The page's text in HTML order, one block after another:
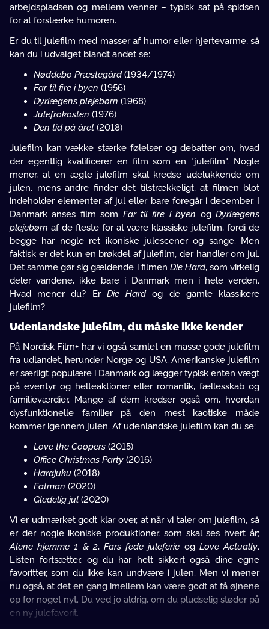
arbejdspladsen og mellem venner – typisk sat på spidsen
for at forstærke humoren.
Er du til julefilm med masser af humor eller hjertevarme, så
kan du i udvalget blandt andet se:
Nøddebo Præstegård(1934/1974)
Far til fire i byen (1956)
Dyrlægens plejebørn (1968)
Julefrokosten (1976)
Den tid på året (2018)
Julefilm kan vække stærke følelser og debatter om, hvad
der egentlig kvalificerer en film som en "julefilm". Nogle
mener, at en ægte julefilm skal kredse udelukkende om
julen, mens andre finder det tilstrækkeligt, at filmen blot
indeholder elementer af jul eller bare foregår i december. I
Danmark anses film som Far til fire i byen ogDyrlægens
plejebørn af de fleste for at være klassiske julefilm, fordi de
begge har nogle ret ikoniske julescener og sange. Men
faktisk er det kun en brøkdel af julefilm, der handler om jul.
Det samme gør sig gældende i filmen Die Hard, som virkelig
deler vandene, ikke bare i Danmark men i hele verden.
Hvad mener du? Er Die Hardog de gamle klassikere
julefilm?
Udenlandske julefilm, du måske ikke kender
På Nordisk Film+ har vi også samlet en masse gode julefilm
fra udlandet, herunder Norge og USA. Amerikanske julefilm
er særligt populære i Danmark og lægger typisk enten vægt
på eventyr og helteaktioner eller romantik, fællesskab og
familieværdier. Mange af dem kredser også om, hvordan
dysfunktionelle familier på den mest kaotiske måde
kommer igennem julen. Af udenlandske julefilm kan du se:
Love the Coopers (2015)
Office Christmas Party (2016)
Harajuku (2018)
Fatman (2020)
Gledelig jul (2020)
Vi er udmærket godt klar over, at når vi taler om julefilm, så
er der nogle ikoniske produktioner, som skal ses hvert år;
Alene hjemme 1 & 2,Fars fede juleferie og Love Actually.
Listen fortsætter, og du har helt sikkert også dine egne
favoritter, som du ikke kan undvære i julen. Men vi mener
nu også, at det en gang imellem kan være godt at få øjnene
op for noget nyt. Du ved jo aldrig, om du pludselig støder på
en ny julefavorit.